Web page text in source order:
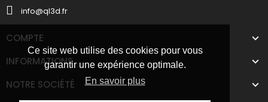
Ce site web utilise des cookies pour vous
garantir une expérience optimale.
En savoir plus
info@ql3d.fr
COMPTE
INFORMATIONS
NOTRE SOCIÉTÉ